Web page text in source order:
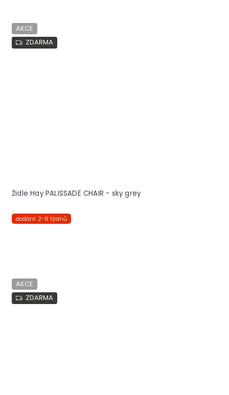
AKCE
ZDARMA
Židle Hay PALISSADE CHAIR - sky grey
dodání: 2-6 týdnů
AKCE
ZDARMA